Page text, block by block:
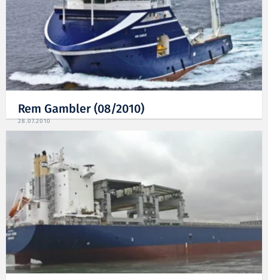
Rem Gambler (08/2010)
28.07.2010